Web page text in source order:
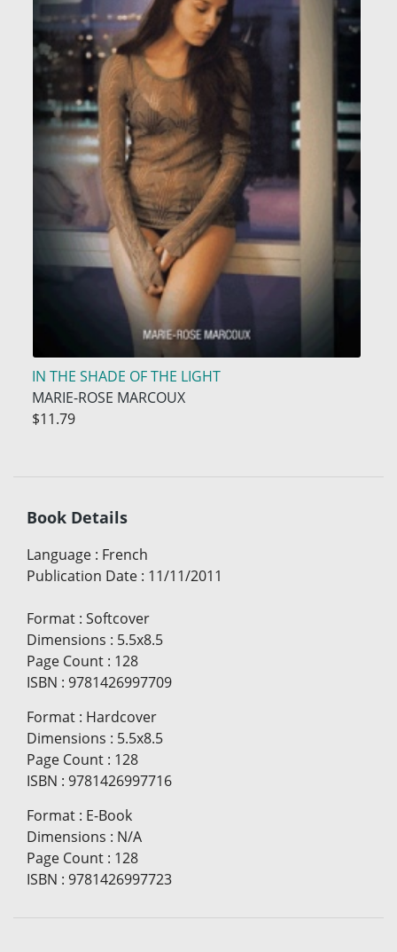
IN THE SHADE OF THE LIGHT
MARIE-ROSE MARCOUX
$11.79
Book Details
Language : French
Publication Date : 11/11/2011
Format : Softcover
Dimensions : 5.5x8.5
Page Count : 128
ISBN : 9781426997709
Format : Hardcover
Dimensions : 5.5x8.5
Page Count : 128
ISBN : 9781426997716
Format : E-Book
Dimensions : N/A
Page Count : 128
ISBN : 9781426997723